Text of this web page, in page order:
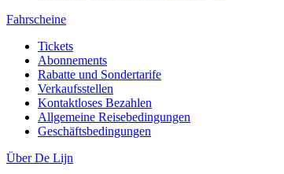
Fahrscheine
Tickets
Abonnements
Rabatte und Sondertarife
Verkaufsstellen
Kontaktloses Bezahlen
Allgemeine Reisebedingungen
Geschäftsbedingungen
Über De Lijn